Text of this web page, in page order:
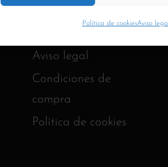
Política de cookiesAviso legal
Aviso legal
Condiciones de
compra
Política de cookies